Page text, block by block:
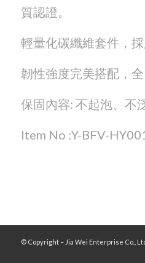
質認證。
輕量化碳纖維套件，
韌性強度完美搭配，全
保固內容: 不起泡、不
Item No :Y-BFV-
© Copyright – Jia Wei Enterprise Co.,